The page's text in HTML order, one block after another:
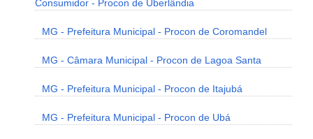
Consumidor - Procon de Uberlândia
MG - Prefeitura Municipal - Procon de Coromandel
MG - Câmara Municipal - Procon de Lagoa Santa
MG - Prefeitura Municipal - Procon de Itajubá
MG - Prefeitura Municipal - Procon de Ubá